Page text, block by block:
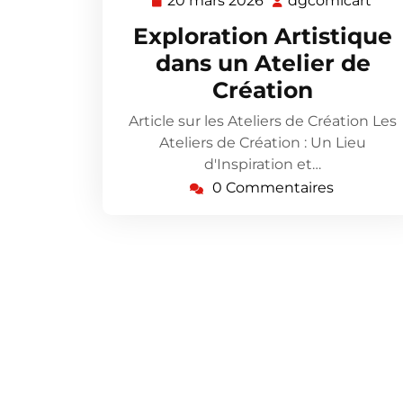
2026
Exploration Artistique
dans un Atelier de
Création
Article sur les Ateliers de Création Les
Ateliers de Création : Un Lieu
d'Inspiration et…
0 Commentaires